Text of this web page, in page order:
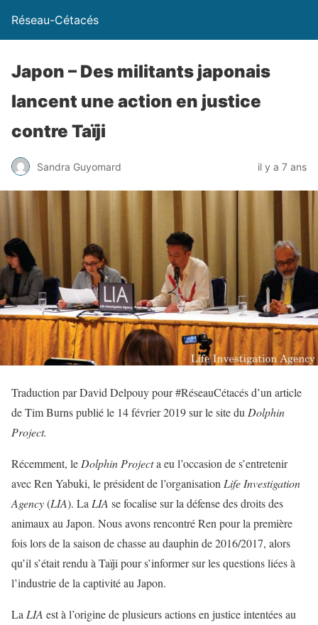
Réseau-Cétacés
Japon – Des militants japonais
lancent une action en justice
contre Taïji
Sandra Guyomard il y a 7 ans
Traduction par David Delpouy pour #RéseauCétacés d’un article
de Tim Burns publié le 14 février 2019 sur le site du Dolphin
Project.
Récemment, le Dolphin Projecta eu l’occasion de s’entretenir
avec Ren Yabuki, le président de l’organisation Life Investigation
Agency(LIA). La LIA se focalise sur la défense des droits des
animaux au Japon. Nous avons rencontré Ren pour la première
fois lors de la saison de chasse au dauphin de 2016/2017, alors
qu’il s’était rendu à Taïji pour s’informer sur les questions liées à
l’industrie de la captivité au Japon.
La LIA est à l’origine de plusieurs actions en justice intentées au